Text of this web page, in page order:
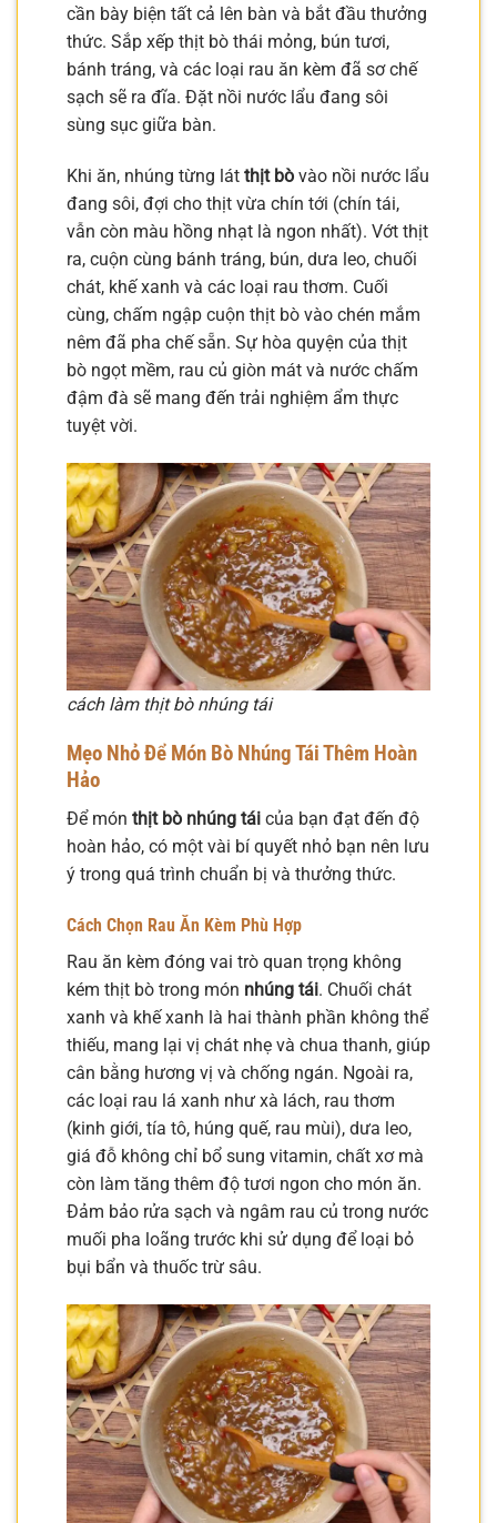
cần bày biện tất cả lên bàn và bắt đầu thưởng
thức. Sắp xếp thịt bò thái mỏng, bún tươi,
bánh tráng, và các loại rau ăn kèm đã sơ chế
sạch sẽ ra đĩa. Đặt nồi nước lẩu đang sôi
sùng sục giữa bàn.
Khi ăn, nhúng từng lát thịt bò vào nồi nước lẩu
đang sôi, đợi cho thịt vừa chín tới (chín tái,
vẫn còn màu hồng nhạt là ngon nhất). Vớt thịt
ra, cuộn cùng bánh tráng, bún, dưa leo, chuối
chát, khế xanh và các loại rau thơm. Cuối
cùng, chấm ngập cuộn thịt bò vào chén mắm
nêm đã pha chế sẵn. Sự hòa quyện của thịt
bò ngọt mềm, rau củ giòn mát và nước chấm
đậm đà sẽ mang đến trải nghiệm ẩm thực
tuyệt vời.
cách làm thịt bò nhúng tái
Mẹo Nhỏ Để Món Bò Nhúng Tái Thêm Hoàn
Hảo
Để món thịt bò nhúng tái của bạn đạt đến độ
hoàn hảo, có một vài bí quyết nhỏ bạn nên lưu
ý trong quá trình chuẩn bị và thưởng thức.
Cách Chọn Rau Ăn Kèm Phù Hợp
Rau ăn kèm đóng vai trò quan trọng không
kém thịt bò trong món nhúng tái. Chuối chát
xanh và khế xanh là hai thành phần không thể
thiếu, mang lại vị chát nhẹ và chua thanh, giúp
cân bằng hương vị và chống ngán. Ngoài ra,
các loại rau lá xanh như xà lách, rau thơm
(kinh giới, tía tô, húng quế, rau mùi), dưa leo,
giá đỗ không chỉ bổ sung vitamin, chất xơ mà
còn làm tăng thêm độ tươi ngon cho món ăn.
Đảm bảo rửa sạch và ngâm rau củ trong nước
muối pha loãng trước khi sử dụng để loại bỏ
bụi bẩn và thuốc trừ sâu.